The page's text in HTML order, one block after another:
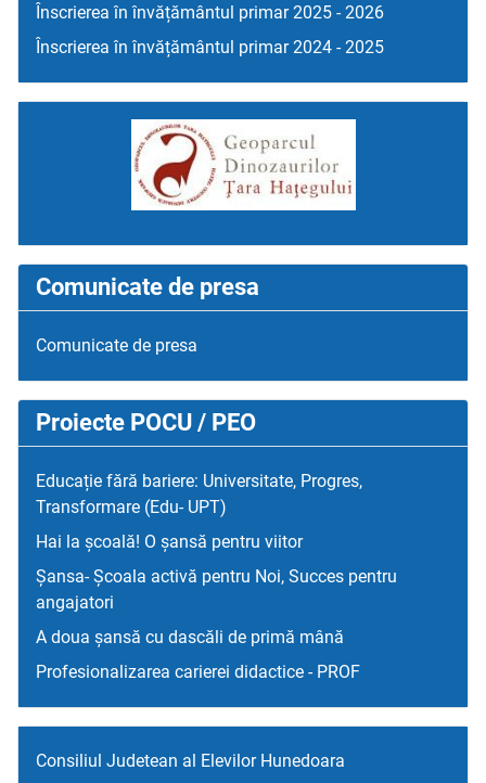
Înscrierea în învățământul primar 2025 - 2026
Înscrierea în învățământul primar 2024 - 2025
Comunicate de presa
Comunicate de presa
Proiecte POCU / PEO
Educație fără bariere: Universitate, Progres,
Transformare (Edu- UPT)
Hai la școală! O șansă pentru viitor
Șansa- Școala activă pentru Noi, Succes pentru
angajatori
A doua șansă cu dascăli de primă mână
Profesionalizarea carierei didactice - PROF
Consiliul Judetean al Elevilor Hunedoara